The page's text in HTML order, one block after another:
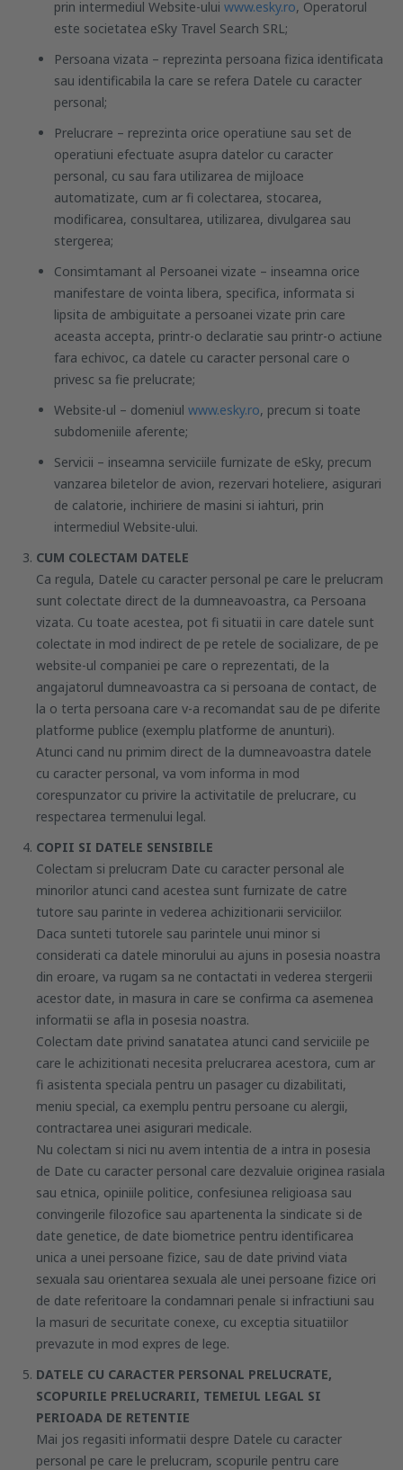
prin intermediul Website-ului www.esky.ro, Operatorul
este societatea eSky Travel Search SRL;
Persoana vizata – reprezinta persoana fizica identificata
sau identificabila la care se refera Datele cu caracter
personal;
Prelucrare – reprezinta orice operatiune sau set de
operatiuni efectuate asupra datelor cu caracter
personal, cu sau fara utilizarea de mijloace
automatizate, cum ar fi colectarea, stocarea,
modificarea, consultarea, utilizarea, divulgarea sau
stergerea;
Consimtamant al Persoanei vizate – inseamna orice
manifestare de vointa libera, specifica, informata si
lipsita de ambiguitate a persoanei vizate prin care
aceasta accepta, printr-o declaratie sau printr-o actiune
fara echivoc, ca datele cu caracter personal care o
privesc sa fie prelucrate;
Website-ul – domeniul www.esky.ro, precum si toate
subdomeniile aferente;
Servicii – inseamna serviciile furnizate de eSky, precum
vanzarea biletelor de avion, rezervari hoteliere, asigurari
de calatorie, inchiriere de masini si iahturi, prin
intermediul Website-ului.
CUM COLECTAM DATELE
Ca regula, Datele cu caracter personal pe care le prelucram
sunt colectate direct de la dumneavoastra, ca Persoana
vizata. Cu toate acestea, pot fi situatii in care datele sunt
colectate in mod indirect de pe retele de socializare, de pe
website-ul companiei pe care o reprezentati, de la
angajatorul dumneavoastra ca si persoana de contact, de
la o terta persoana care v-a recomandat sau de pe diferite
platforme publice (exemplu platforme de anunturi).
Atunci cand nu primim direct de la dumneavoastra datele
cu caracter personal, va vom informa in mod
corespunzator cu privire la activitatile de prelucrare, cu
respectarea termenului legal.
COPII SI DATELE SENSIBILE
Colectam si prelucram Date cu caracter personal ale
minorilor atunci cand acestea sunt furnizate de catre
tutore sau parinte in vederea achizitionarii serviciilor.
Daca sunteti tutorele sau parintele unui minor si
considerati ca datele minorului au ajuns in posesia noastra
din eroare, va rugam sa ne contactati in vederea stergerii
acestor date, in masura in care se confirma ca asemenea
informatii se afla in posesia noastra.
Colectam date privind sanatatea atunci cand serviciile pe
care le achizitionati necesita prelucrarea acestora, cum ar
fi asistenta speciala pentru un pasager cu dizabilitati,
meniu special, ca exemplu pentru persoane cu alergii,
contractarea unei asigurari medicale.
Nu colectam si nici nu avem intentia de a intra in posesia
de Date cu caracter personal care dezvaluie originea rasiala
sau etnica, opiniile politice, confesiunea religioasa sau
convingerile filozofice sau apartenenta la sindicate si de
date genetice, de date biometrice pentru identificarea
unica a unei persoane fizice, sau de date privind viata
sexuala sau orientarea sexuala ale unei persoane fizice ori
de date referitoare la condamnari penale si infractiuni sau
la masuri de securitate conexe, cu exceptia situatiilor
prevazute in mod expres de lege.
DATELE CU CARACTER PERSONAL PRELUCRATE,
SCOPURILE PRELUCRARII, TEMEIUL LEGAL SI
PERIOADA DE RETENTIE
Mai jos regasiti informatii despre Datele cu caracter
personal pe care le prelucram, scopurile pentru care